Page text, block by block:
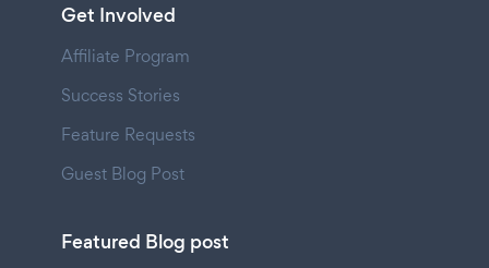
Get Involved
Affiliate Program
Success Stories
Feature Requests
Guest Blog Post
Featured Blog post